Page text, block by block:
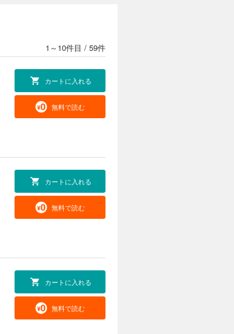
1～10件目 / 59件
カートに入れる
無料で読む
カートに入れる
無料で読む
カートに入れる
無料で読む